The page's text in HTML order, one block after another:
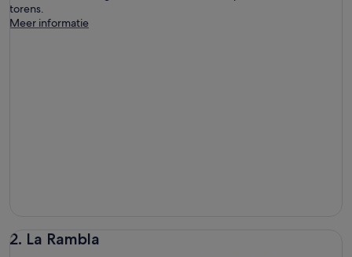
torens.
Meer informatie
2. La Rambla